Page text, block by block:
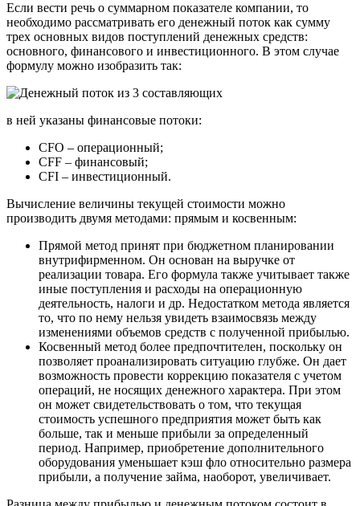
Если вести речь о суммарном показателе компании, то
необходимо рассматривать его денежный поток как сумму
трех основных видов поступлений денежных средств:
основного, финансового и инвестиционного. В этом случае
формулу можно изобразить так:
в ней указаны финансовые потоки:
CFO – операционный;
CFF – финансовый;
CFI – инвестиционный.
Вычисление величины текущей стоимости можно
производить двумя методами: прямым и косвенным:
Прямой метод принят при бюджетном планировании
внутрифирменном. Он основан на выручке от
реализации товара. Его формула также учитывает также
иные поступления и расходы на операционную
деятельность, налоги и др. Недостатком метода является
то, что по нему нельзя увидеть взаимосвязь между
изменениями объемов средств с полученной прибылью.
Косвенный метод более предпочтителен, поскольку он
позволяет проанализировать ситуацию глубже. Он дает
возможность провести коррекцию показателя с учетом
операций, не носящих денежного характера. При этом
он может свидетельствовать о том, что текущая
стоимость успешного предприятия может быть как
больше, так и меньше прибыли за определенный
период. Например, приобретение дополнительного
оборудования уменьшает кэш фло относительно размера
прибыли, а получение займа, наоборот, увеличивает.